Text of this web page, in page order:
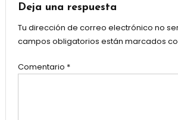
Deja una respuesta
Tu dirección de correo electrónico no
campos obligatorios están marcados
Comentario *